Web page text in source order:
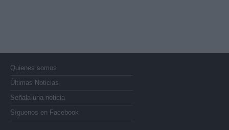
Quienes somos
Últimas Noticias
Señala una noticia
Síguenos en Facebook